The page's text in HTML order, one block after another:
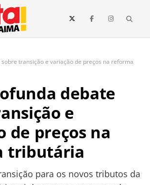
de notícias de Roraima
portal de notícias completo sobre política,
Fique sempre informado com
real!transição e variação de preços na reforma
debate
e
de preços na
tributária
para os novos tributos da